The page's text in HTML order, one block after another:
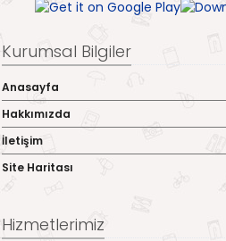
Kurumsal Bilgiler
Anasayfa
Hakkımızda
İletişim
Site Haritası
Hizmetlerimiz